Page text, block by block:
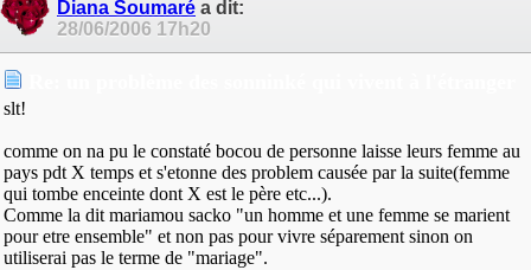
Diana Soumaré a dit:
28/06/2006 17h20
slt!
comme on na pu le constaté bocou de personne laisse leurs femme au
pays pdt X temps et s'etonne des problem causée par la suite(femme
qui tombe enceinte dont X est le père etc...).
Comme la dit mariamou sacko "un homme et une femme se marient
pour etre ensemble" et non pas pour vivre séparement sinon on
utiliserai pas le terme de "mariage".